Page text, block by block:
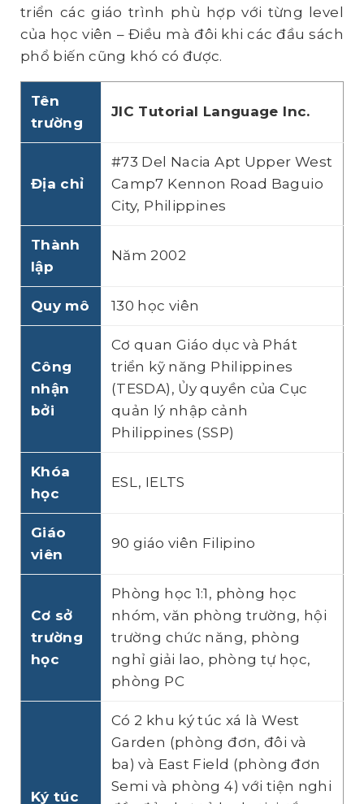
triển các giáo trình phù hợp với từng level
của học viên – Điều mà đôi khi các đầu sách
phổ biến cũng khó có được.
Tên
trường
JIC Tutorial Language Inc.
Địa chỉ
#73 Del Nacia Apt Upper West
Camp7 Kennon Road Baguio
City, Philippines
Thành
lập
Năm 2002
Quy mô 130 học viên
Công
nhận
bởi
Cơ quan Giáo dục và Phát
triển kỹ năng Philippines
(TESDA), Ủy quyền của Cục
quản lý nhập cảnh
Philippines (SSP)
Khóa
học
ESL, IELTS
Giáo
viên
90 giáo viên Filipino
Cơ sở
trường
học
Phòng học 1:1, phòng học
nhóm, văn phòng trường, hội
trường chức năng, phòng
nghỉ giải lao, phòng tự học,
phòng PC
Ký túc
Có 2 khu ký túc xá là West
Garden (phòng đơn, đôi và
ba) và East Field (phòng đơn
Semi và phòng 4) với tiện nghi